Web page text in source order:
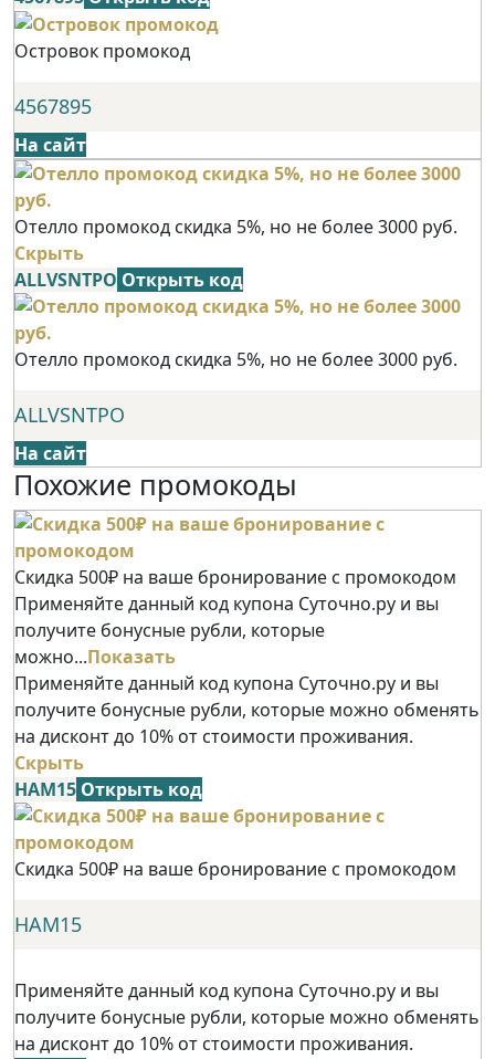
Островок промокод
4567895
На сайт
Отелло промокод скидка 5%, но не более 3000 руб.
Скрыть
ALLVSNTPO Открыть код
Отелло промокод скидка 5%, но не более 3000 руб.
ALLVSNTPO
На сайт
Похожие промокоды
Скидка 500₽ на ваше бронирование с промокодом
Применяйте данный код купона Суточно.ру и вы
получите бонусные рубли, которые
можно...Показать
Применяйте данный код купона Суточно.ру и вы
получите бонусные рубли, которые можно обменять
на дисконт до 10% от стоимости проживания.
Скрыть
НАМ15 Открыть код
Скидка 500₽ на ваше бронирование с промокодом
НАМ15
Применяйте данный код купона Суточно.ру и вы
получите бонусные рубли, которые можно обменять
на дисконт до 10% от стоимости проживания.